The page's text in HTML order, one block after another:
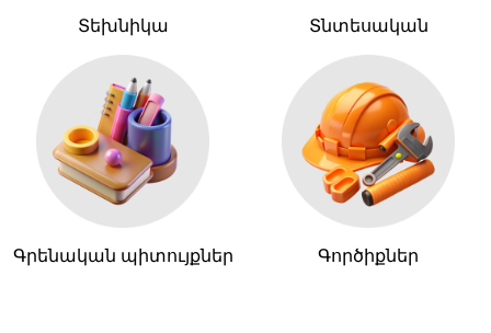
Տեխնիկա Տնտեսական
Գրենական պիտույքներ Գործիքներ